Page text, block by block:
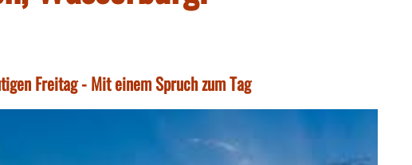
Freitag - Mit einem Spruch zum Tag